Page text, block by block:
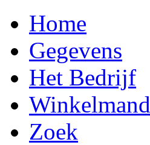
Home
Gegevens
Het Bedrijf
Winkelmand
Zoek